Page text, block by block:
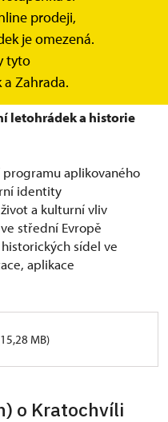
prodeji,
je omezená.
tyto
Zahrada.
o renesanční
letohrádek a historie
aplikovaného
identity
život a kulturní vliv
střední Evropě
sídel ve
aplikace
MB)
o Kratochvíli